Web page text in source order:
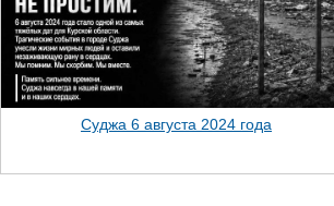
Год единства народов России!